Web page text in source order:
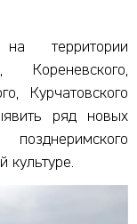
территории
Кореневского,
Курчатовского
ряд новых
культуре.